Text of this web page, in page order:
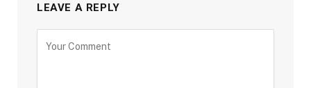
LEAVE A REPLY